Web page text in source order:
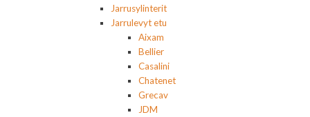
Jarrusylinterit
Jarrulevyt etu
Aixam
Bellier
Casalini
Chatenet
Grecav
JDM